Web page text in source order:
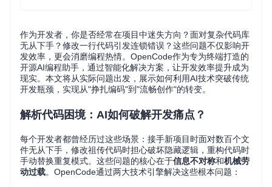
作为开发者，你是否经常在项目中迷失方向？面对复杂代码库
无从下手？修改一行代码引发连锁错误？这些问题不仅影响开
发效率，更会消磨编程热情。OpenCode作为专为终端打造的
开源AI编程助手，通过智能化解决方案，让开发效率提升成为
现实。本文将从实际问题出发，展示如何利用AI技术突破传统
开发瓶颈，实现从"挣扎编码"到"流畅创作"的转变。
解析代码困境：AI如何破解开发痛点？
每个开发者都曾经历过这些场景：接手新项目时面对数百个文
件无从下手，修改祖传代码时担心破坏隐藏逻辑，重构代码时
手动替换重复模式。这些问题的核心在于信息不对称和机械劳
动过载。OpenCode通过两大技术引擎解决这些根本问题：